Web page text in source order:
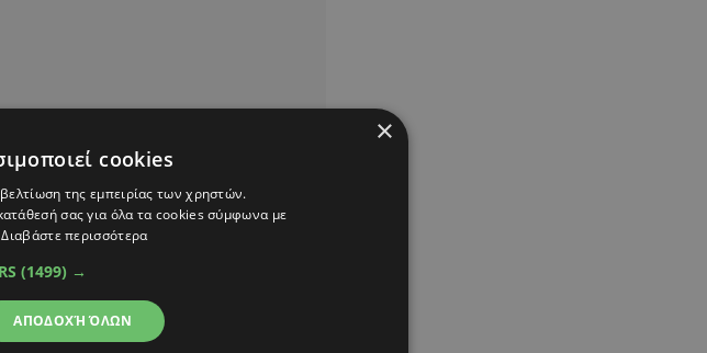
×
cookies
της εμπειρίας των χρηστών.
σας για όλα τα cookies σύμφωνα με
Διαβάστε περισσότερα
(1499) →
ΑΠΟΔΟΧΉ ΌΛΩΝ